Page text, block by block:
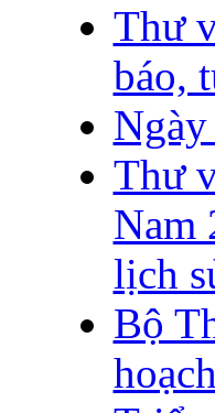
Thư
báo,
Thư
Nam
lịch
Bộ